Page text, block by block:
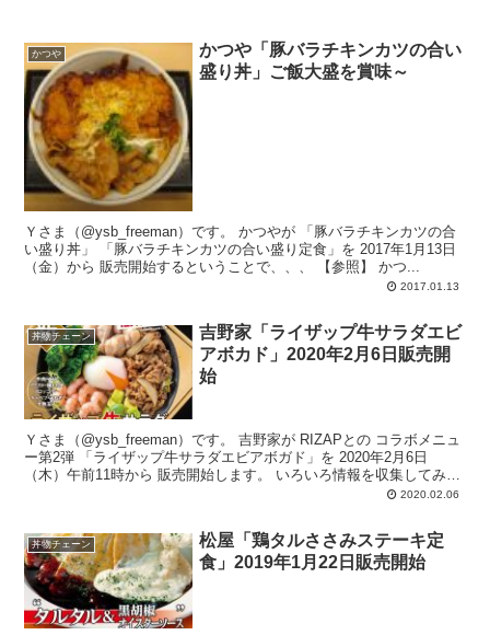
かつや
かつや「豚バラチキンカツの合い
盛り丼」ご飯大盛を賞味～
Ｙさま（@ysb_freeman）です。 かつやが 「豚バラチキンカツの合
い盛り丼」 「豚バラチキンカツの合い盛り定食」を 2017年1月13日
（金）から 販売開始するということで、、、 【参照】 かつ...
2017.01.13
丼物チェーン
吉野家「ライザップ牛サラダエビ
アボカド」2020年2月6日販売開
始
Ｙさま（@ysb_freeman）です。 吉野家が RIZAPとの コラボメニュ
ー第2弾 「ライザップ牛サラダエビアボガド」を 2020年2月6日
（木）午前11時から 販売開始します。 いろいろ情報を収集してみま
2020.02.06
丼物チェーン
松屋「鶏タルささみステーキ定
食」2019年1月22日販売開始